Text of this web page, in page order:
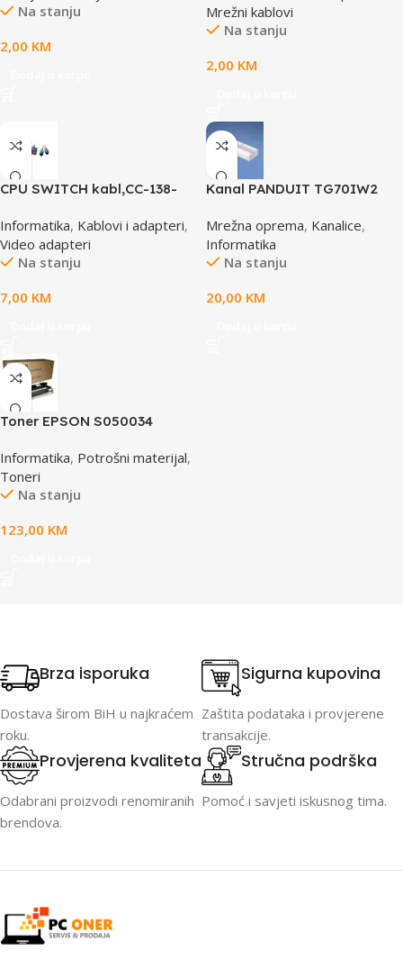
Na stanju
2,00 KM
Mrežni kablovi
Na stanju
2,00 KM
CPU SWITCH kabl,CC-138-
Informatika, Kablovi i adapteri,
Video adapteri
Na stanju
7,00 KM
Kanal PANDUIT TG70IW2
Mrežna oprema, Kanalice,
Informatika
Na stanju
20,00 KM
Toner EPSON S050034
Informatika, Potrošni materijal,
Toneri
Na stanju
123,00 KM
Brza isporuka
Dostava širom BiH u najkraćem
roku.
Sigurna kupovina
Zaštita podataka i provjerene
transakcije.
Provjerena kvaliteta
Odabrani proizvodi renomiranih
brendova.
Stručna podrška
Pomoć i savjeti iskusnog tima.